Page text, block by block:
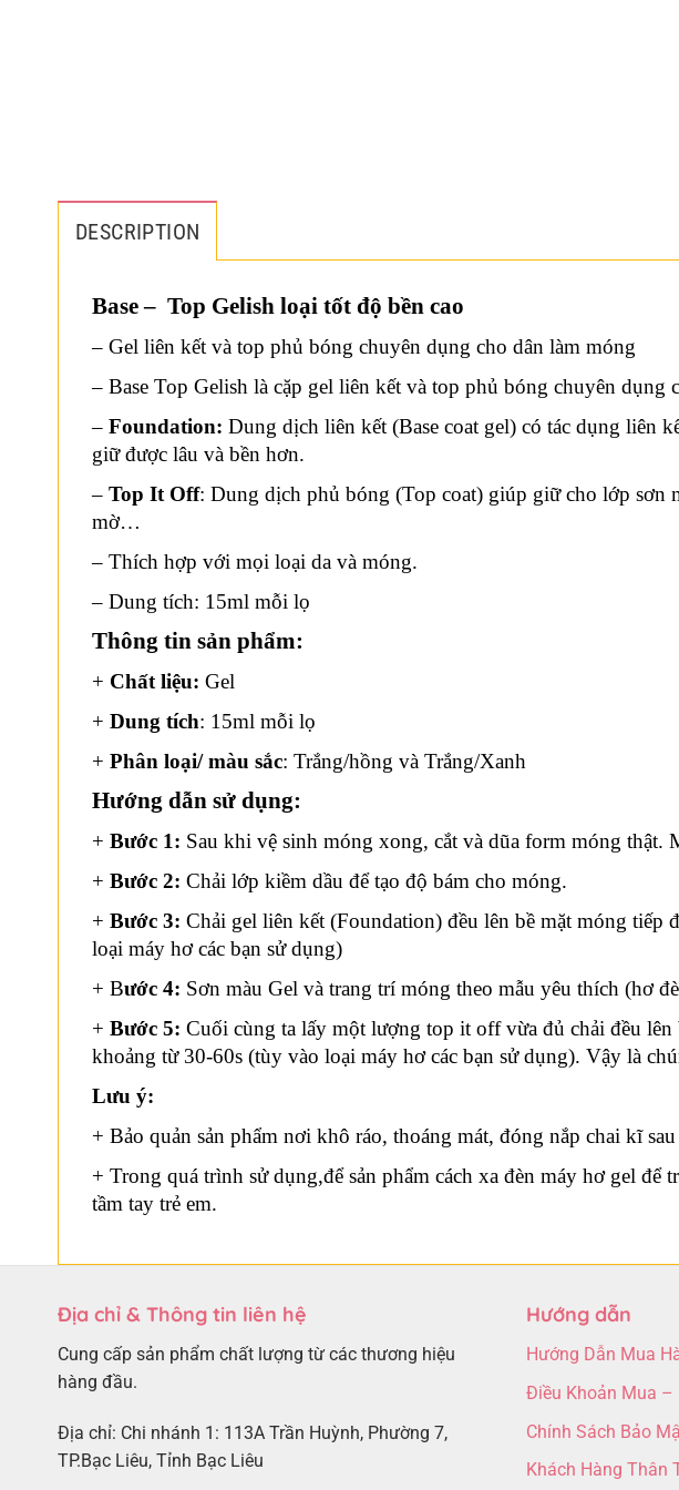
DESCRIPTION
Base – Top Gelish loại tốt độ bền cao
– Gel liên kết và top phủ bóng chuyên dụng cho dân làm móng
– Base Top Gelish là cặp gel liên kết và top phủ bóng chuyên
– Foundation: Dung dịch liên kết (Base coat gel) có tác dụng liên
giữ được lâu và bền hơn.
– Top It Off: Dung dịch phủ bóng (Top coat) giúp giữ cho lớp sơn
mờ…
– Thích hợp với mọi loại da và móng.
– Dung tích: 15ml mỗi lọ
Thông tin sản phẩm:
+ Chất liệu: Gel
+ Dung tích: 15ml mỗi lọ
+ Phân loại/ màu sắc: Trắng/hồng và Trắng/Xanh
Hướng dẫn sử dụng:
+ Bước 1: Sau khi vệ sinh móng xong, cắt và dũa form móng thật.
+ Bước 2: Chải lớp kiềm dầu để tạo độ bám cho móng.
+ Bước 3: Chải gel liên kết (Foundation) đều lên bề mặt móng
loại máy hơ các bạn sử dụng)
+ Bước 4: Sơn màu Gel và trang trí móng theo mẫu yêu thích (hơ
+ Bước 5: Cuối cùng ta lấy một lượng top it off vừa đủ chải đều
khoảng từ 30-60s (tùy vào loại máy hơ các bạn sử dụng). Vậy là
Lưu ý:
+ Bảo quản sản phẩm nơi khô ráo, thoáng mát, đóng nắp chai kĩ
+ Trong quá trình sử dụng,để sản phẩm cách xa đèn máy hơ gel
tầm tay trẻ em.
Địa chỉ & Thông tin liên hệ
Cung cấp sản phẩm chất lượng từ các thương hiệu
hàng đầu.
Địa chỉ: Chi nhánh 1: 113A Trần Huỳnh, Phường 7,
TP.Bạc Liêu, Tỉnh Bạc Liêu
Hướng dẫn
Hướng Dẫn Mua
Điều Khoản Mua –
Chính Sách Bảo
Khách Hàng Thân